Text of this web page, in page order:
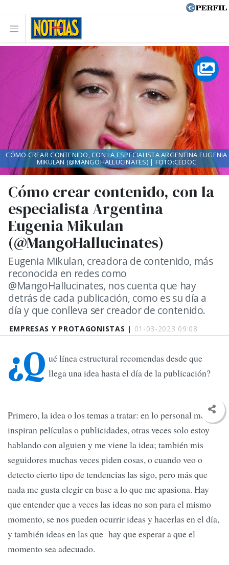
EMPRESAS Y PROTAGONISTAS | 01-03-2023 09:08
Cómo crear contenido, con la
especialista Argentina
Eugenia Mikulan
(@MangoHallucinates)
Eugenia Mikulan, creadora de contenido, más
reconocida en redes como
@MangoHallucinates, nos cuenta que hay
detrás de cada publicación, como es su día a
día y que conlleva ser creador de contenido.
CÓMO CREAR CONTENIDO, CON LA ESPECIALISTA ARGENTINA EUGENIA
MIKULAN (@MANGOHALLUCINATES) | FOTO:CEDOC
¿Q ué línea estructural recomendas desde que
llega una idea hasta el día de la publicación?
Primero, la idea o los temas a tratar: en lo personal me
inspiran películas o publicidades, otras veces solo estoy
hablando con alguien y me viene la idea; también mis
seguidores muchas veces piden cosas, o cuando veo o
detecto cierto tipo de tendencias las sigo, pero más que
nada me gusta elegir en base a lo que me apasiona. Hay
que entender que a veces las ideas no son para el mismo
momento, se nos pueden ocurrir ideas y hacerlas en el día,
y también ideas en las que hay que esperar a que el
momento sea adecuado.